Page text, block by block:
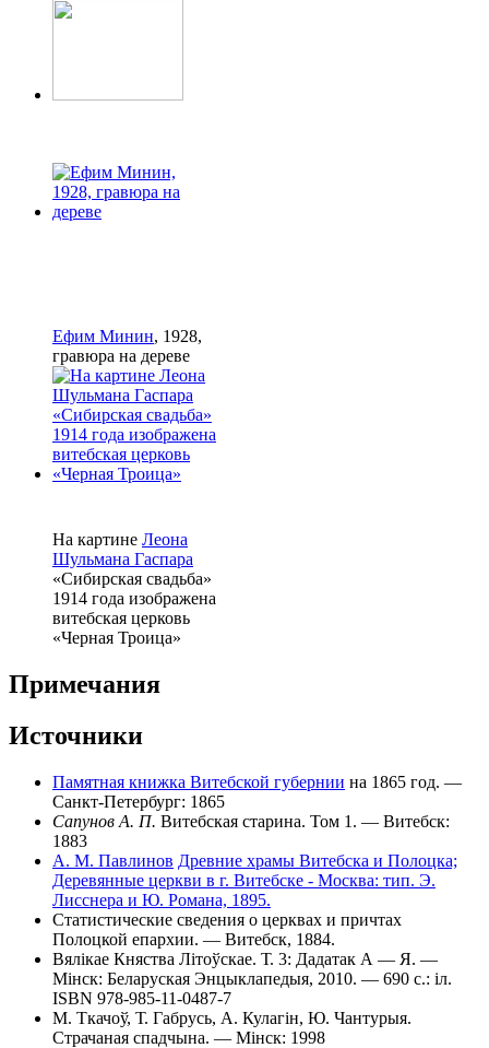
Ефим Минин, 1928,
гравюра на дереве
На картине Леона
Шульмана Гаспара
«Сибирская свадьба»
1914 года изображена
витебская церковь
«Черная Троица»
Примечания
Источники
Памятная книжка Витебской губернии на 1865 год. —
Санкт-Петербург: 1865
Сапунов А. П. Витебская старина. Том 1. — Витебск:
1883
А. М. Павлинов Древние храмы Витебска и Полоцка;
Деревянные церкви в г. Витебске - Москва: тип. Э.
Лисснера и Ю. Романа, 1895.
Статистические сведения о церквах и причтах
Полоцкой епархии. — Витебск, 1884.
Вялікае Княства Літоўскае. Т. 3: Дадатак А — Я. —
Мінск: Беларуская Энцыклапедыя, 2010. — 690 с.: іл.
ISBN 978-985-11-0487-7
М. Ткачоў, Т. Габрусь, А. Кулагін, Ю. Чантурыя.
Страчаная спадчына. — Мiнск: 1998